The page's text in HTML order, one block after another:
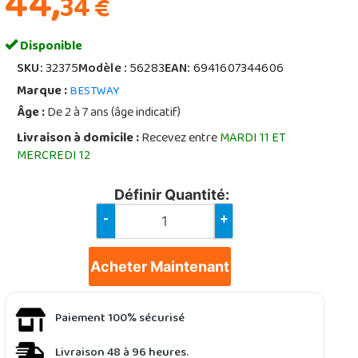
34€
Disponible
SKU:32375Modèle :56283EAN:6941607344606
Marque :BESTWAY
Âge :De 2 à 7 ans (âge indicatif)
Livraison à domicile :Recevez entreMARDI 11 ET
MERCREDI 12
Définir Quantité:
- +
Acheter Maintenant
Paiement 100% sécurisé
Livraison 48 à 96 heures.